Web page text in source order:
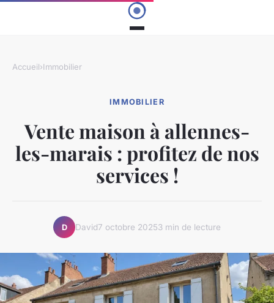
Accueil›Immobilier
IMMOBILIER
Vente maison à allennes-
les-marais : profitez de nos
services !
D David7 octobre 20253 min de lecture